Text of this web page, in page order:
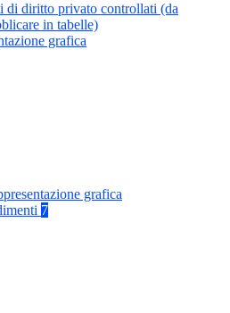
di diritto privato controllati (da
in tabelle)
grafica
grafica
7